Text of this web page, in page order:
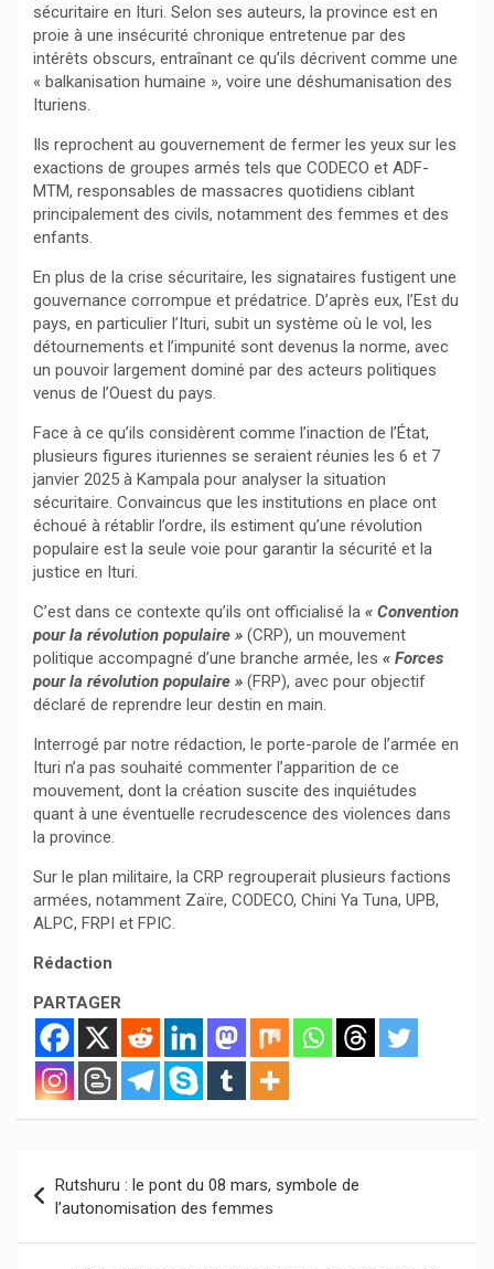
sécuritaire en Ituri. Selon ses auteurs, la province est en
proie à une insécurité chronique entretenue par des
intérêts obscurs, entraînant ce qu’ils décrivent comme une
« balkanisation humaine », voire une déshumanisation des
Ituriens.
Ils reprochent au gouvernement de fermer les yeux sur les
exactions de groupes armés tels que CODECO et ADF-
MTM, responsables de massacres quotidiens ciblant
principalement des civils, notamment des femmes et des
enfants.
En plus de la crise sécuritaire, les signataires fustigent une
gouvernance corrompue et prédatrice. D’après eux, l’Est du
pays, en particulier l’Ituri, subit un système où le vol, les
détournements et l’impunité sont devenus la norme, avec
un pouvoir largement dominé par des acteurs politiques
venus de l’Ouest du pays.
Face à ce qu’ils considèrent comme l’inaction de l’État,
plusieurs figures ituriennes se seraient réunies les 6 et 7
janvier 2025 à Kampala pour analyser la situation
sécuritaire. Convaincus que les institutions en place ont
échoué à rétablir l’ordre, ils estiment qu’une révolution
populaire est la seule voie pour garantir la sécurité et la
justice en Ituri.
C’est dans ce contexte qu’ils ont officialisé la « Convention
pour la révolution populaire » (CRP), un mouvement
politique accompagné d’une branche armée, les « Forces
pour la révolution populaire » (FRP), avec pour objectif
déclaré de reprendre leur destin en main.
Interrogé par notre rédaction, le porte-parole de l’armée en
Ituri n’a pas souhaité commenter l’apparition de ce
mouvement, dont la création suscite des inquiétudes
quant à une éventuelle recrudescence des violences dans
la province.
Sur le plan militaire, la CRP regrouperait plusieurs factions
armées, notamment Zaïre, CODECO, Chini Ya Tuna, UPB,
ALPC, FRPI et FPIC.
Rédaction
PARTAGER
de
l’article
Rutshuru : le pont du 08 mars, symbole de
l’autonomisation des femmes